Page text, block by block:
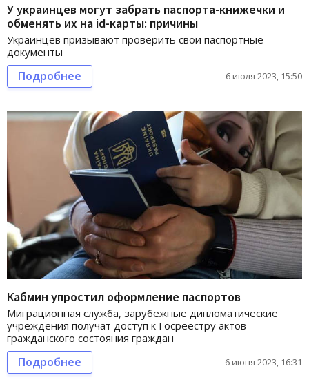
У украинцев могут забрать паспорта-книжечки и
обменять их на id-карты: причины
Украинцев призывают проверить свои паспортные
документы
Подробнее 6 июля 2023, 15:50
Кабмин упростил оформление паспортов
Миграционная служба, зарубежные дипломатические
учреждения получат доступ к Госреестру актов
гражданского состояния граждан
Подробнее 6 июня 2023, 16:31